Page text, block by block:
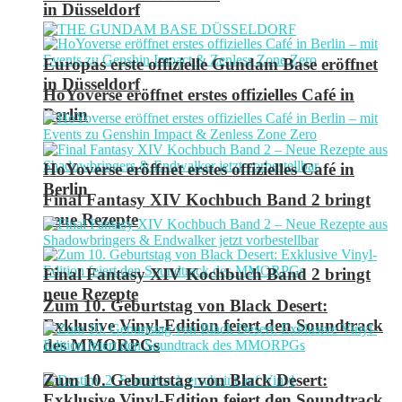
in Düsseldorf
HoYoverse eröffnet erstes offizielles Café in
Berlin
Final Fantasy XIV Kochbuch Band 2 bringt
neue Rezepte
Zum 10. Geburtstag von Black Desert:
Exklusive Vinyl-Edition feiert den Soundtrack
des MMORPGs
Europas erste offizielle Gundam Base eröffnet
in Düsseldorf
HoYoverse eröffnet erstes offizielles Café in
Berlin
Final Fantasy XIV Kochbuch Band 2 bringt
neue Rezepte
Zum 10. Geburtstag von Black Desert: